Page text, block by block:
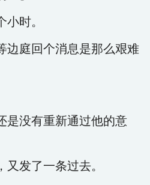
时。
边庭回个消息是那么艰难
是没有重新通过他的意
发了一条过去。